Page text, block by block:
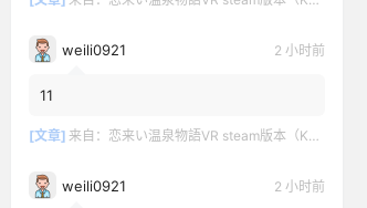
weili0921 2 小时前
11
[文章] 来自： 恋来い温泉物語VR steam版本（KoiKoiMonogatari VR）
weili0921 2 小时前